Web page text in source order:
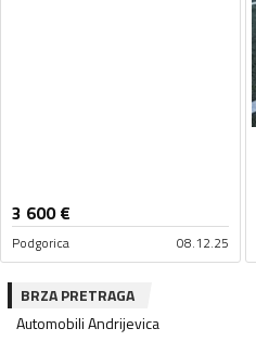
3 600€
Podgorica 08.12.25
BRZA PRETRAGA
AutomobiliAndrijevica